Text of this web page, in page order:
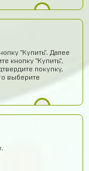
"Купить". Далее
кнопку "Купить",
покупку,
выберите